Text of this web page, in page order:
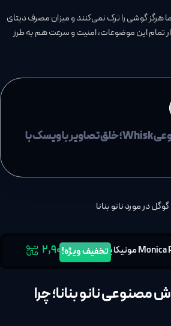
گوشی را ترک نمی‌کنند و میزان مصرف دیتای
تمام این موضوعات، امنیت و سرعت هم به طرز
معرفی هوش مصنوعی Whisk؛ خلق تصاویر با ویسک با
در مورد نانو بنانا
۲,۹۰۰,۰۰۰تخفیف ویژه!
نانو بنانا؛ چرا